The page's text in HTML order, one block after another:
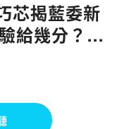
芯揭藍委新
給幾分？